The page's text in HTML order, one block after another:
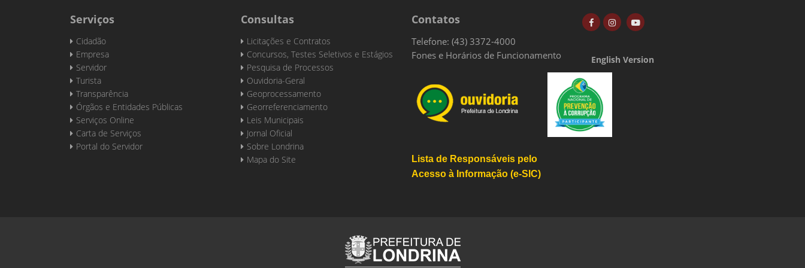
Serviços
Cidadão
Empresa
Servidor
Turista
Transparência
Órgãos e Entidades Públicas
Serviços Online
Carta de Serviços
Portal do Servidor
Consultas
Licitações e Contratos
Concursos, Testes Seletivos e Estágios
Pesquisa de Processos
Ouvidoria-Geral
Geoprocessamento
Georreferenciamento
Leis Municipais
Jornal Oficial
Sobre Londrina
Mapa do Site
Contatos
Telefone: (43) 3372-4000
Fones e Horários de Funcionamento
Lista de Responsáveis pelo
Acesso à Informação (e-SIC)
English Version